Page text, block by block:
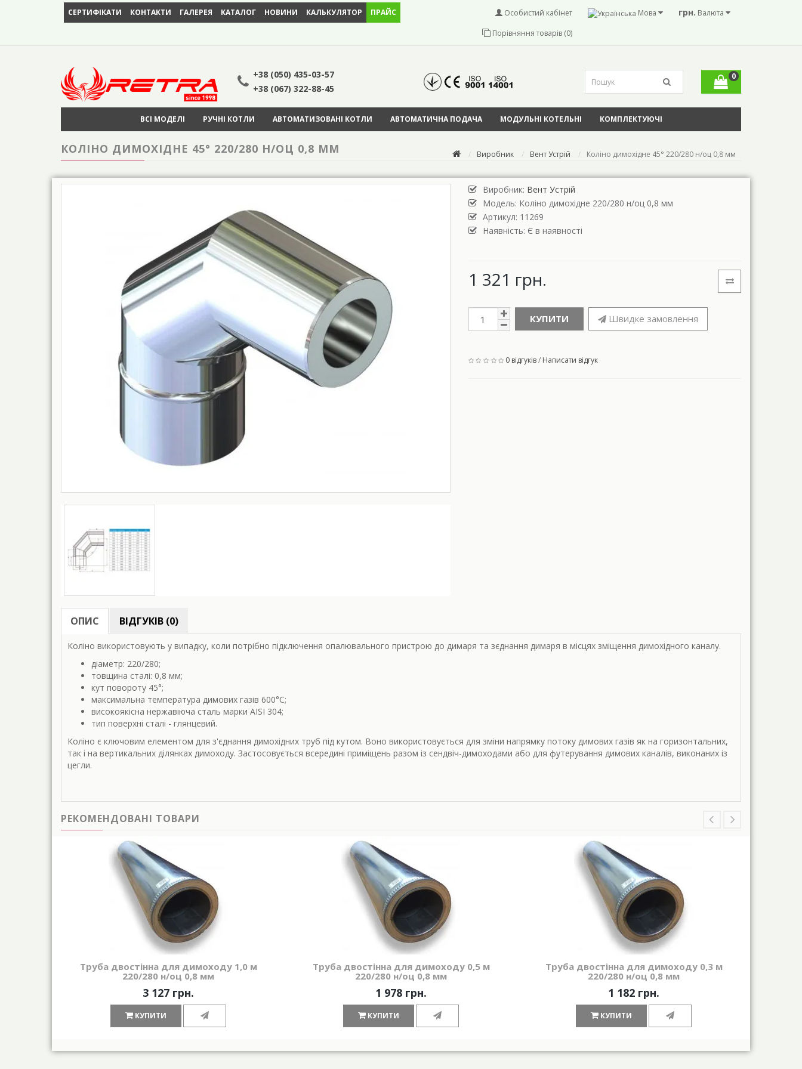
СЕРТИФІКАТИ КОНТАКТИ ГАЛЕРЕЯ КАТАЛОГ НОВИНИ КАЛЬКУЛЯТОР ПРАЙС грн. Валюта
Мова
Особистий кабінет
Порівняння товарів (0)
+38 (050) 435-03-57
+38 (067) 322-88-45
0
ВСІ МОДЕЛІ РУЧНІ КОТЛИ АВТОМАТИЗОВАНІ КОТЛИ АВТОМАТИЧНА ПОДАЧА МОДУЛЬНІ КОТЕЛЬНІ КОМПЛЕКТУЮЧІ
Виробник Вент Устрій Коліно димохідне 45° 220/280 н/оц 0,8 мм
КОЛІНО ДИМОХІДНЕ 45° 220/280 Н/ОЦ 0,8 ММ
Виробник: Вент Устрій
Модель: Коліно димохідне 220/280 н/оц 0,8 мм
Артикул: 11269
Наявність: Є в наявності
1 321 грн.
КУПИТИ Швидке замовлення
0 відгуків/ Написати відгук
ОПИС ВІДГУКІВ (0)
Коліно використовують у випадку, коли потрібно підключення опалювального пристрою до димаря та зєднання димаря в місцях зміщення димохідного каналу.
діаметр: 220/280;
товщина сталі: 0,8 мм;
кут повороту 45°;
максимальна температура димових газів 600°С;
високоякісна нержавіюча сталь марки AISI 304;
тип поверхні сталі - глянцевий.
Коліно є ключовим елементом для з'єднання димохідних труб під кутом. Воно використовується для зміни напрямку потоку димових газів як на горизонтальних,
так і на вертикальних ділянках димоходу. Застосовується всередині приміщень разом із сендвіч-димоходами або для футерування димових каналів, виконаних із
цегли.
РЕКОМЕНДОВАНІ ТОВАРИ
Труба двостінна для димоходу 1,0 м
220/280 н/оц 0,8 мм
3 127 грн.
КУПИТИ
Труба двостінна для димоходу 0,5 м
220/280 н/оц 0,8 мм
1 978 грн.
КУПИТИ
Труба двостінна для димоходу 0,3 м
220/280 н/оц 0,8 мм
1 182 грн.
КУПИТИ